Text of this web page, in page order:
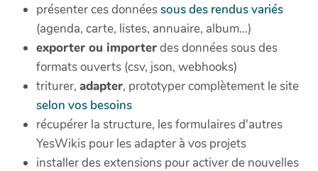
présenter ces donnéessous des rendus variés
(agenda, carte, listes, annuaire, album...)
exporter ou importerdes données sous des
formats ouverts (csv, json, webhooks)
triturer, adapter, prototyper complètement le site
selon vos besoins
récupérer la structure, les formulaires d'autres
YesWikis pour les adapter à vos projets
installer des extensions pour activer de nouvelles